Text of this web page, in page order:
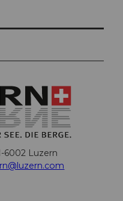
6002 Luzern